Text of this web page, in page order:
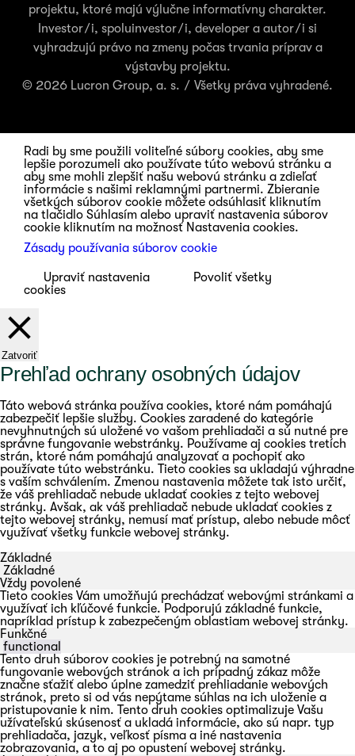
projektu, ktoré majú výlučne informatívny charakter.
Investor/i, spoluinvestor/i, developer a autor/i si
vyhradzujú právo na zmeny počas trvania príprav a
výstavby projektu.
© 2026 Lucron Group, a. s. / Všetky práva vyhradené.
Radi by sme použili voliteľné súbory cookies, aby sme
lepšie porozumeli ako používate túto webovú stránku a
aby sme mohli zlepšiť našu webovú stránku a zdieľať
informácie s našimi reklamnými partnermi. Zbieranie
všetkých súborov cookie môžete odsúhlasiť kliknutím
na tlačidlo Súhlasím alebo upraviť nastavenia súborov
cookie kliknutím na možnosť Nastavenia cookies.
Zásady používania súborov cookie
Upraviť nastavenia
Povoliť všetky
cookies
Zatvoriť
Prehľad ochrany osobných údajov
Táto webová stránka používa cookies, ktoré nám pomáhajú
zabezpečiť lepšie služby. Cookies zaradené do kategórie
nevyhnutných sú uložené vo vašom prehliadači a sú nutné pre
správne fungovanie webstránky. Používame aj cookies tretích
strán, ktoré nám pomáhajú analyzovať a pochopiť ako
používate túto webstránku. Tieto cookies sa ukladajú výhradne
s vaším schválením. Zmenou nastavenia môžete tak isto určiť,
že váš prehliadač nebude ukladať cookies z tejto webovej
stránky. Avšak, ak váš prehliadač nebude ukladať cookies z
tejto webovej stránky, nemusí mať prístup, alebo nebude môcť
využívať všetky funkcie webovej stránky.
Základné
Základné
Vždy povolené
Tieto cookies Vám umožňujú prechádzať webovými stránkami a
využívať ich kľúčové funkcie. Podporujú základné funkcie,
napríklad prístup k zabezpečeným oblastiam webovej stránky.
Funkčné
functional
Tento druh súborov cookies je potrebný na samotné
fungovanie webových stránok a ich prípadný zákaz môže
značne sťažiť alebo úplne zamedziť prehliadanie webových
stránok, preto si od vás nepýtame súhlas na ich uloženie a
pristupovanie k nim. Tento druh cookies optimalizuje Vašu
užívateľskú skúsenosť a ukladá informácie, ako sú napr. typ
prehliadača, jazyk, veľkosť písma a iné nastavenia
zobrazovania, a to aj po opustení webovej stránky.